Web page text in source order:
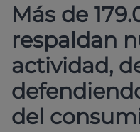
Más de
respaldan
actividad,
del